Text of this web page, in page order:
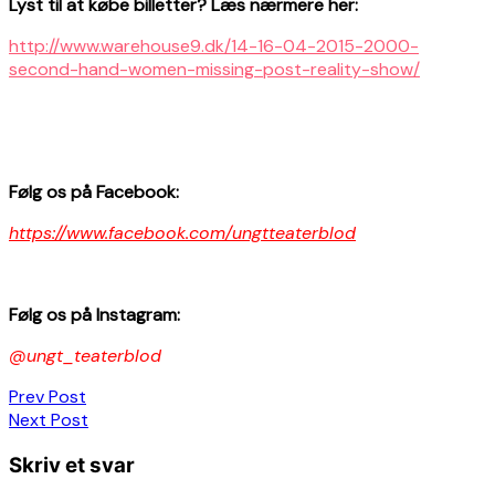
Lyst til at købe billetter? Læs nærmere her:
http://www.warehouse9.dk/14-16-04-2015-2000-
second-hand-women-missing-post-reality-show/
Følg os på Facebook:
https://www.facebook.com/ungtteaterblod
Følg os på Instagram:
@ungt_teaterblod
Indlægsnavigation
Prev Post
Next Post
Skriv et svar